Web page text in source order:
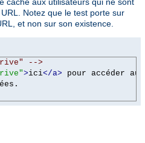
Notez que le test porte sur
et non sur son existence.
-->
>ici</a> pour accéder aux